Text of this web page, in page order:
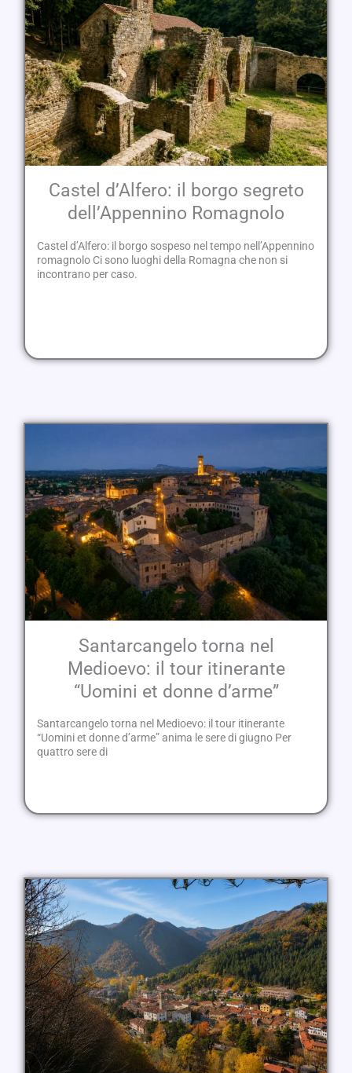
Castel d’Alfero: il borgo segreto
dell’Appennino Romagnolo
Castel d’Alfero: il borgo sospeso nel tempo nell’Appennino
romagnolo Ci sono luoghi della Romagna che non si
incontrano per caso.
Santarcangelo torna nel
Medioevo: il tour itinerante
“Uomini et donne d’arme”
Santarcangelo torna nel Medioevo: il tour itinerante
“Uomini et donne d’arme” anima le sere di giugno Per
quattro sere di